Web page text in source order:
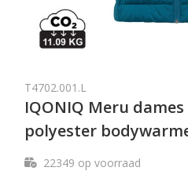
T4702.001.L
IQONIQ Meru
polyester
22349 op voorraad